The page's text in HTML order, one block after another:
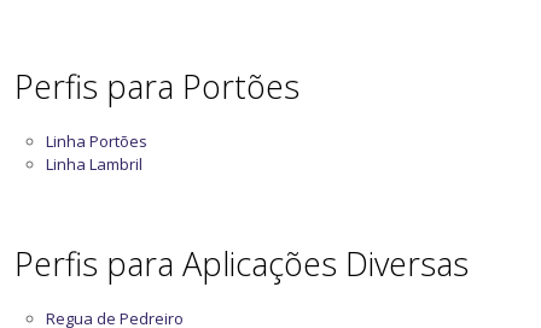
Perfis para Portões
Linha Portões
Linha Lambril
Perfis para Aplicações Diversas
Regua de Pedreiro